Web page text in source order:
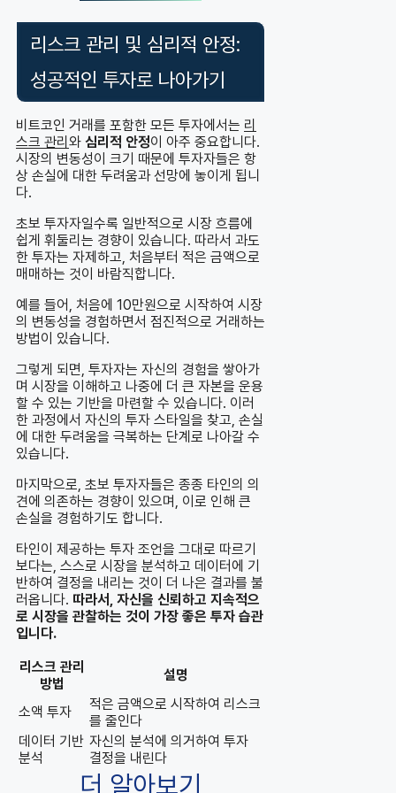
리스크 관리 및 심리적 안정:
성공적인 투자로 나아가기
비트코인 거래를 포함한 모든 투자에서는 리
스크 관리 와 심리적 안정이 아주 중요합니다.
시장의 변동성이 크기 때문에 투자자들은 항
상 손실에 대한 두려움과 선망에 놓이게 됩니
다.
초보 투자자일수록 일반적으로 시장 흐름에
쉽게 휘둘리는 경향이 있습니다. 따라서 과도
한 투자는 자제하고, 처음부터 적은 금액으로
매매하는 것이 바람직합니다.
예를 들어, 처음에 10만원으로 시작하여 시장
의 변동성을 경험하면서 점진적으로 거래하는
방법이 있습니다.
그렇게 되면, 투자자는 자신의 경험을 쌓아가
며 시장을 이해하고 나중에 더 큰 자본을 운용
할 수 있는 기반을 마련할 수 있습니다. 이러
한 과정에서 자신의 투자 스타일을 찾고, 손실
에 대한 두려움을 극복하는 단계로 나아갈 수
있습니다.
마지막으로, 초보 투자자들은 종종 타인의 의
견에 의존하는 경향이 있으며, 이로 인해 큰
손실을 경험하기도 합니다.
타인이 제공하는 투자 조언을 그대로 따르기
보다는, 스스로 시장을 분석하고 데이터에 기
반하여 결정을 내리는 것이 더 나은 결과를 불
러옵니다. 따라서, 자신을 신뢰하고 지속적으
로 시장을 관찰하는 것이 가장 좋은 투자 습관
입니다.
리스크 관리
방법
설명
소액 투자
적은 금액으로 시작하여 리스크
를 줄인다
데이터 기반
분석
자신의 분석에 의거하여 투자
결정을 내린다
더 알아보기